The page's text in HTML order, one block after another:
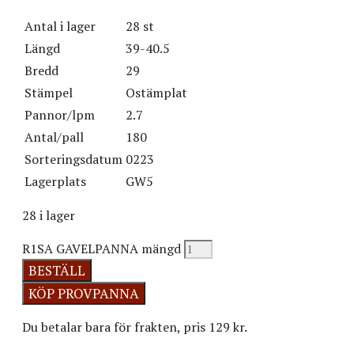
Antal i lager
28 st
Längd
39-40.5
Bredd
29
Stämpel
Ostämplat
Pannor/lpm
2.7
Antal/pall
180
Sorteringsdatum 0223
Lagerplats
GW5
28 i lager
R1SA GAVELPANNA mängd
BESTÄLL
Du betalar bara för frakten, pris 129 kr.